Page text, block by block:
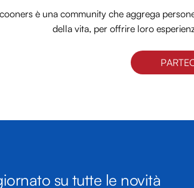
è una community che aggrega
della vita, per offrire loro
su tutte le novità